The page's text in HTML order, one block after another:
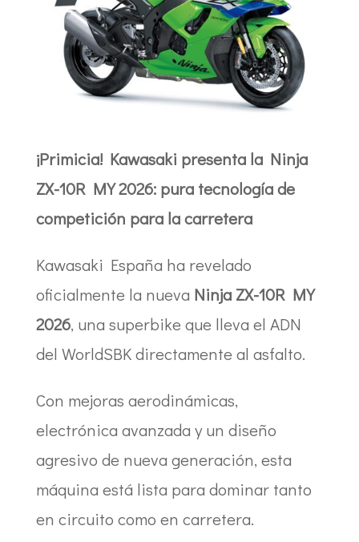
¡Primicia! Kawasaki presenta la Ninja
ZX-10R MY 2026: pura tecnología de
competición para la carretera
Kawasaki España ha revelado
oficialmente la nueva Ninja ZX-10R MY
2026, una superbike que lleva el ADN
del WorldSBK directamente al asfalto.
Con mejoras aerodinámicas,
electrónica avanzada y un diseño
agresivo de nueva generación, esta
máquina está lista para dominar tanto
en circuito como en carretera.